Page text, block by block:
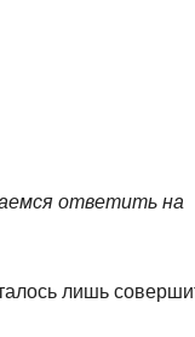
ответить на
лишь